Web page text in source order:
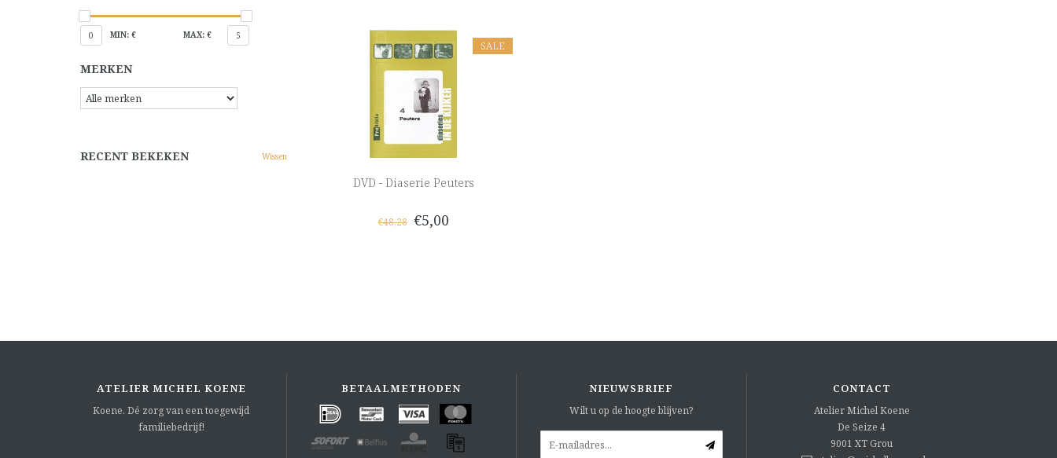
0 MIN: € MAX: € 5
MERKEN
RECENT BEKEKEN Wissen
SALE
DVD - Diaserie Peuters
€48,28 €5,00
ATELIER MICHEL KOENE
Koene. Dé zorg van een toegewijd
familiebedrijf!
BETAALMETHODEN NIEUWSBRIEF
Wilt u op de hoogte blijven?
CONTACT
Atelier Michel Koene
De Seize 4
9001 XT Grou